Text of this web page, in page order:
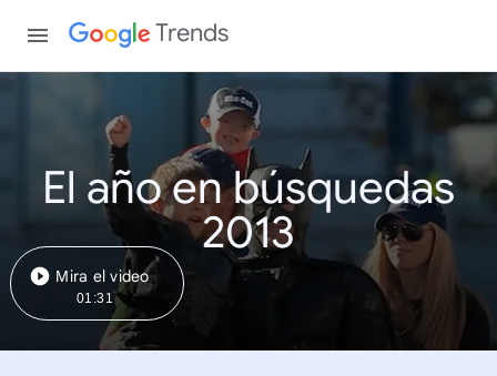
Trends
El año en búsquedas
2013
Mira el video
01:31